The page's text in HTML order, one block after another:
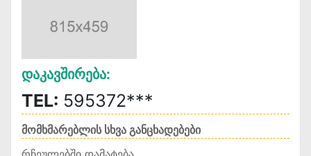
Დაკავშირება:
TEL: 595372***
მომხმარებლის სხვა განცხადებები